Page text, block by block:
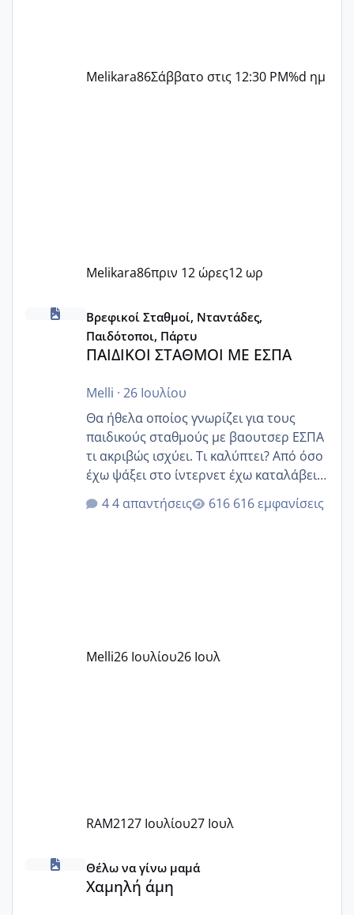
Melikara86Σάββατο στις 12:30 PM%d ημ
Melikara86πριν 12 ώρες12 ωρ
ΠΑΙΔΙΚΟΙ ΣΤΑΘΜΟΙ ΜΕ ΕΣΠΑ
Βρεφικοί Σταθμοί, Νταντάδες,
Παιδότοποι, Πάρτυ
ΠΑΙΔΙΚΟΙ ΣΤΑΘΜΟΙ ΜΕ ΕΣΠΑ
Melli · 26 Ιουλίου
Θα ήθελα οποίος γνωρίζει για τους
παιδικούς σταθμούς με βαουτσερ ΕΣΠΑ
τι ακριβώς ισχύει. Τι καλύπτει? Από όσο
έχω ψάξει στο ίντερνετ έχω καταλάβει
ότι το βαουτσερ καλύπτει όλα τα
δίδακτρα και τα τροφεια του ιδιωτικού
Εγώ πήγα σε έναν ιδιωτικό παιδικό στ
4 απαντήσεις 616 εμφανίσεις
Melli26 Ιουλίου26 Ιουλ
RAM2127 Ιουλίου27 Ιουλ
Χαμηλή άμη
Θέλω να γίνω μαμά
Χαμηλή άμη